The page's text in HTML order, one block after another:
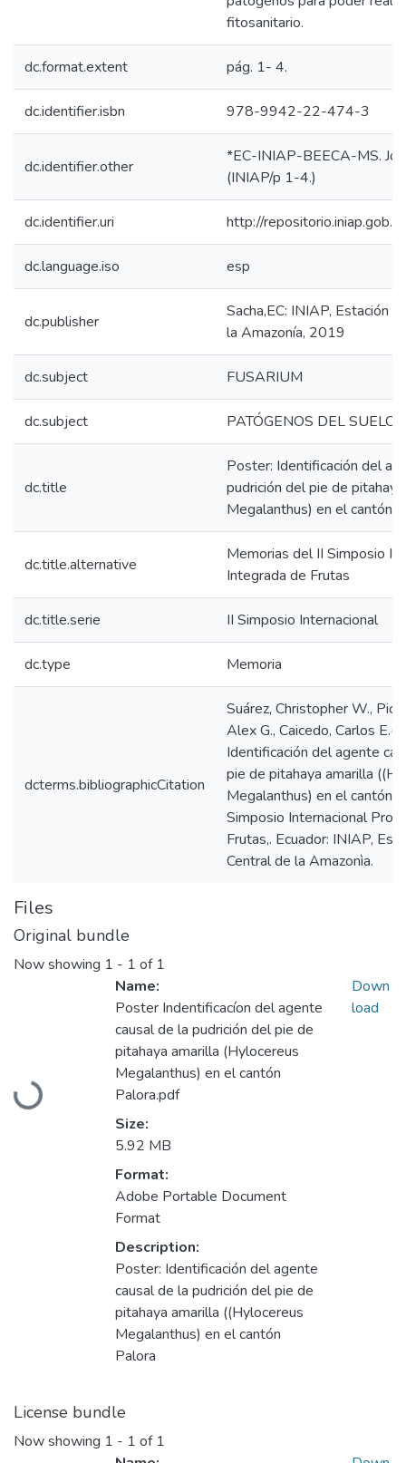
fitosanitario.
dc.format.extent pág. 1- 4.
dc.identifier.isbn 978-9942-22-474-3
dc.identifier.other
*EC-INIAP-BEECA-MS.
(INIAP/p 1-4.)
dc.identifier.uri http://
dc.language.iso esp
dc.publisher
Sacha,EC: INIAP, Estación
la Amazonía, 2019
dc.subject FUSARIUM
dc.subject PATÓGENOS DEL SUELO
dc.title
Poster: Identificación del
pudrición del pie de
Megalanthus) en el cantón
dc.title.alternative
Memorias del II Simposio
Integrada de Frutas
dc.title.serie II Simposio Internacional
dc.type Memoria
dcterms.bibliographicCitation
Suárez, Christopher W.,
Alex G., Caicedo, Carlos
Identificación del agente
pie de pitahaya amarilla
Megalanthus) en el cantón
Simposio Internacional
Frutas,. Ecuador: INIAP,
Central de la Amazonìa.
Files
Original bundle
Now showing 1 - 1 of 1
Loading...
Name:
Poster Indentificacíon del agente
causal de la pudrición del pie de
pitahaya amarilla (Hylocereus
Megalanthus) en el cantón
Palora.pdf
Size:
5.92 MB
Format:
Adobe Portable Document
Format
Description:
Poster: Identificación del agente
causal de la pudrición del pie de
pitahaya amarilla ((Hylocereus
Megalanthus) en el cantón
Palora
Down
load
License bundle
Now showing 1 - 1 of 1